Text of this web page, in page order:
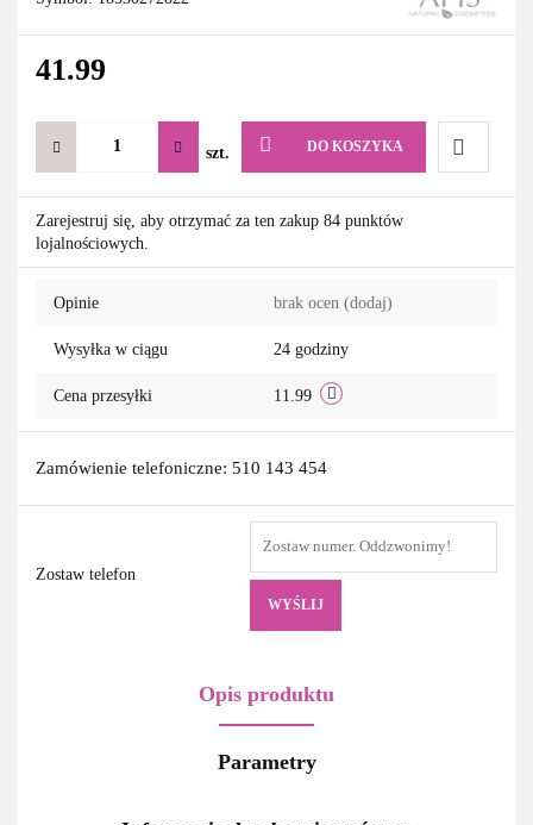
41.99
szt. DO KOSZYKA
Do
Zarejestruj się, aby otrzymać za ten zakup 84 punktów
lojalnościowych.
Opinie brak ocen (dodaj)
Wysyłka w ciągu 24 godziny
Cena przesyłki 11.99
Zamówienie telefoniczne: 510 143 454
Zostaw telefon
WYŚLIJ
Opis produktu
Parametry